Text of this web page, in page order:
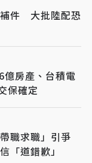
件 大批陸配恐
億房產、台積電
保確定
職求職」引爭
道錯歉」